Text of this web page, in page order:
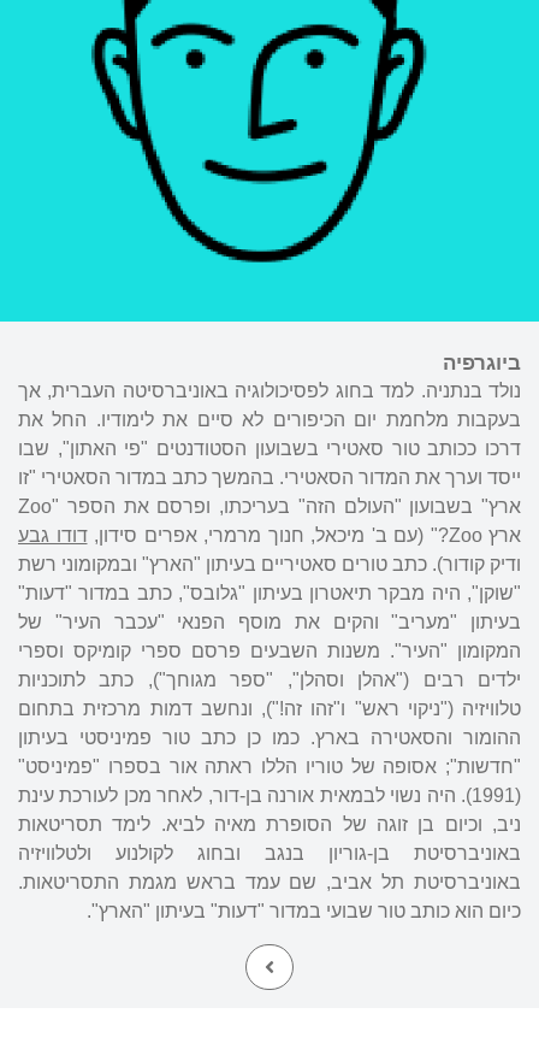
ביוגרפיה
נולד בנתניה. למד בחוג לפסיכולוגיה באוניברסיטה העברית, אך
בעקבות מלחמת יום הכיפורים לא סיים את לימודיו. החל את
דרכו ככותב טור סאטירי בשבועון הסטודנטים "פי האתון", שבו
ייסד וערך את המדור הסאטירי. בהמשך כתב במדור הסאטירי "זו
ארץ" בשבועון "העולם הזה" בעריכתו, ופרסם את הספר "Zoo
ארץ Zoo?" (עם ב' מיכאל, חנוך מרמרי, אפרים סידון,
דודו גבע
ודיק קודור). כתב טורים סאטיריים בעיתון "הארץ" ובמקומוני רשת
"שוקן", היה מבקר תיאטרון בעיתון "גלובס", כתב במדור "דעות"
בעיתון "מעריב" והקים את מוסף הפנאי "עכבר העיר" של
המקומון "העיר". משנות השבעים פרסם ספרי קומיקס וספרי
ילדים רבים ("אהלן וסהלן", "ספר מגוחך"), כתב לתוכניות
טלוויזיה ("ניקוי ראש" ו"זהו זה!"), ונחשב דמות מרכזית בתחום
ההומור והסאטירה בארץ. כמו כן כתב טור פמיניסטי בעיתון
"חדשות"; אסופה של טוריו הללו ראתה אור בספרו "פמיניסט"
(1991). היה נשוי לבמאית אורנה בן-דור, לאחר מכן לעורכת עינת
ניב, וכיום בן זוגה של הסופרת מאיה לביא. לימד תסריטאות
באוניברסיטת בן-גוריון בנגב ובחוג לקולנוע ולטלוויזיה
באוניברסיטת תל אביב, שם עמד בראש מגמת התסריטאות.
כיום הוא כותב טור שבועי במדור "דעות" בעיתון "הארץ".